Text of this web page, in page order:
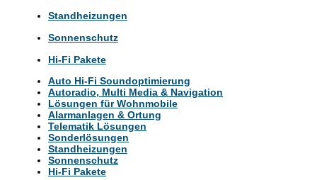
Standheizungen
Sonnenschutz
Hi-Fi Pakete
Auto Hi-Fi Soundoptimierung
Autoradio, Multi Media & Navigation
Lösungen für Wohnmobile
Alarmanlagen & Ortung
Telematik Lösungen
Sonderlösungen
Standheizungen
Sonnenschutz
Hi-Fi Pakete